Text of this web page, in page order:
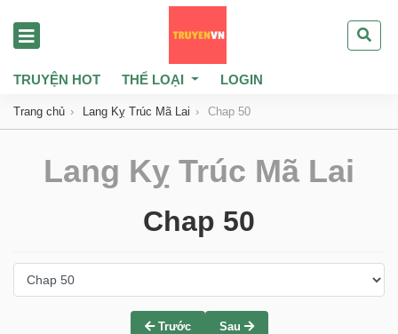
TRUYỆN HOT THỂ LOẠI LOGIN
Trang chủ Lang Kỵ Trúc Mã Lai Chap 50
Lang Kỵ Trúc Mã Lai
Chap 50
Trước Sau